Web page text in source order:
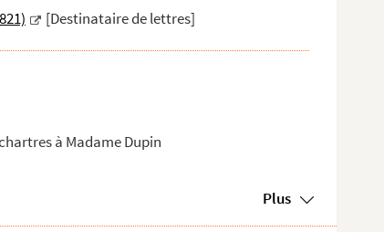
[Destinataire de lettres]
à Madame Dupin
Plus